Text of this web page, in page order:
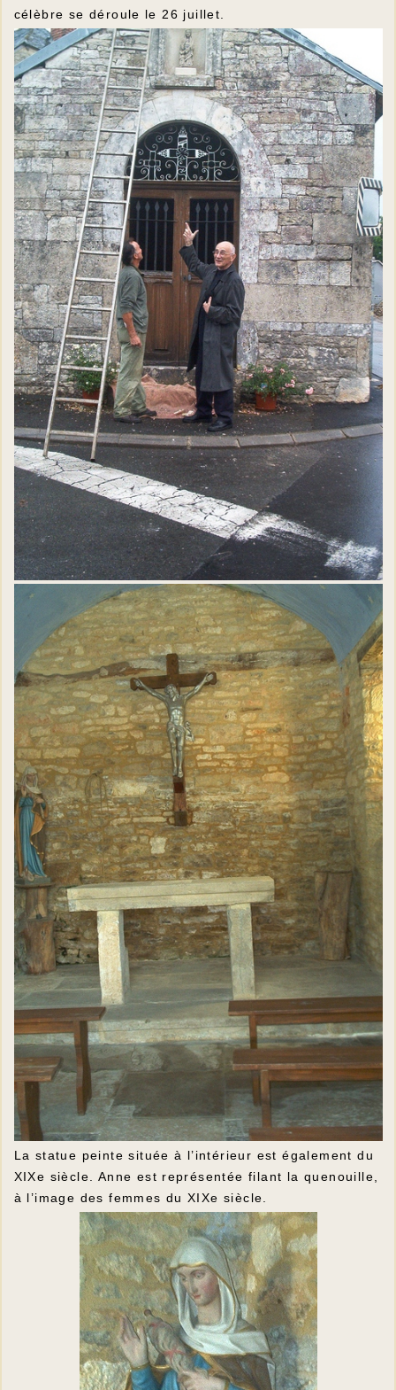
célèbre se déroule le 26 juillet.
La statue peinte située à l’intérieur est également du
XIXe siècle. Anne est représentée filant la quenouille,
à l’image des femmes du XIXe siècle.